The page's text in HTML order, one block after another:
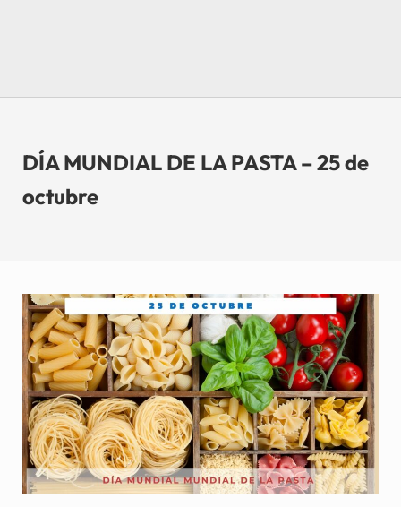
DÍA MUNDIAL DE LA PASTA – 25 de
octubre